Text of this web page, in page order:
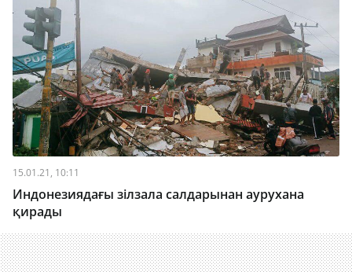
15.01.21, 10:11
Индонезиядағы зілзала салдарынан аурухана
қирады